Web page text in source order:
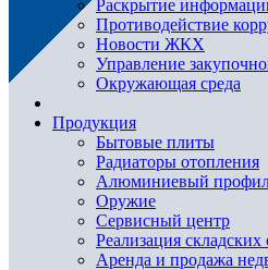
Раскрытие
Противодействие
Новости ЖКХ
Управление
Окружающая среда
Продукция
Бытовые плиты
Радиаторы отопления
Алюминиевый
Оружие
Сервисный центр
Реализация складских
Аренда и продажа